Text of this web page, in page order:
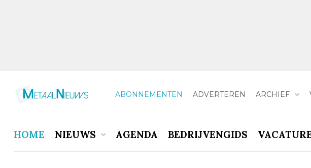
ABONNEMENTEN ADVERTEREN ARCHIEF
HOME NIEUWS AGENDA BEDRIJVENGIDS